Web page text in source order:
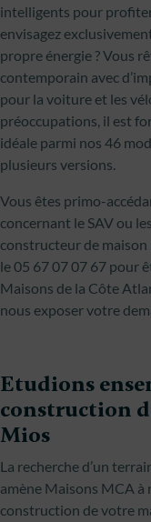
intelligents pour profiter
envisagez
propre énergie ? Vous
contemporain avec
pour la voiture et les
préoccupations, il est
idéale parmi nos 46
plusieurs versions.
Vous êtes primo-
concernant le SAV ou
constructeur de
le 05 67 07 07 67 pour
Maisons de la Côte
nous exposer votre
Etudions
construction
Mios
La recherche d’un
amène Maisons MCA à
construction de votre